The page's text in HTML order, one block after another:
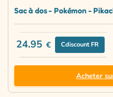
Sac à dos - Pokémon -
24.95 € Cdiscount FR
Acheter